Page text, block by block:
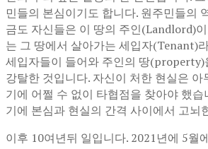
민들의 본심이기도 합니다. 원주민들의
금도 자신들은 이 땅의 주인(Landlord)
는 그 땅에서 살아가는 세입자(Tenant)
세입자들이 들어와 주인의 땅(property)
강탈한 것입니다. 자신이 처한 현실은 아
기에 어쩔 수 없이 타협점을 찾아야 했습
기에 본심과 현실의 간격 사이에서 고뇌
이후 10여년뒤 일입니다. 2021년에 5월